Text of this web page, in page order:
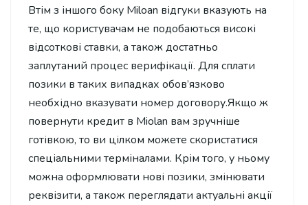
Втім з іншого боку Miloan відгуки вказують на
те, що користувачам не подобаються високі
відсоткові ставки, а також достатньо
заплутаний процес верифікації. Для сплати
позики в таких випадках обов’язково
необхідно вказувати номер договору.Якщо ж
повернути кредит в Miolan вам зручніше
готівкою, то ви цілком можете скористатися
спеціальними терміналами. Крім того, у ньому
можна оформлювати нові позики, змінювати
реквізити, а також переглядати актуальні акції